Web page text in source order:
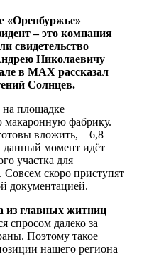
«Оренбуржье»
– это компания
свидетельство
Николаевичу
в МАХ рассказал
Солнцев.
на площадке
макаронную фабрику.
вложить, – 6,8
момент идёт
участка для
скоро приступят
документацией.
из главных житниц
спросом далеко за
Поэтому такое
нашего региона